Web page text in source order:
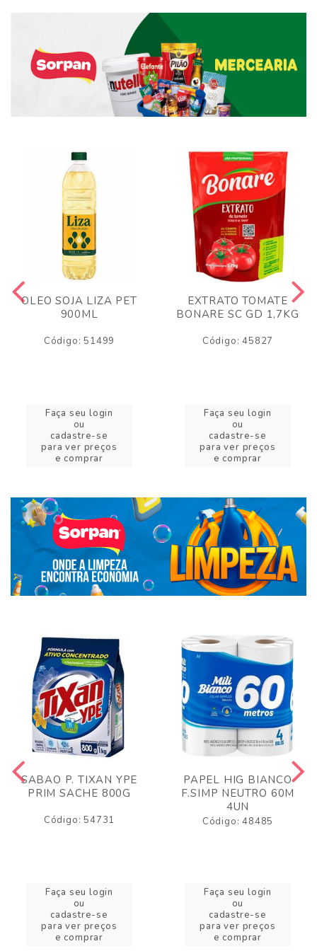
OLEO SOJA LIZA PET
900ML
Código: 51499
Faça seu login
ou
cadastre-se
para ver preços
e comprar
EXTRATO TOMATE
BONARE SC GD 1,7KG
Código: 45827
Faça seu login
ou
cadastre-se
para ver preços
e comprar
SABAO P. TIXAN YPE
PRIM SACHE 800G
Código: 54731
Faça seu login
ou
cadastre-se
para ver preços
e comprar
PAPEL HIG BIANCO
F.SIMP NEUTRO 60M
4UN
Código: 48485
Faça seu login
ou
cadastre-se
para ver preços
e comprar